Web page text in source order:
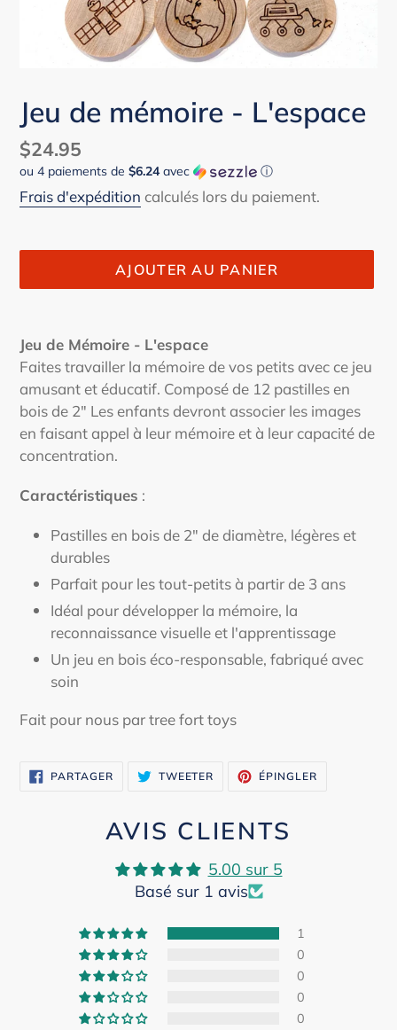
Jeu de mémoire - L'espace
Prix
normal
$24.95
ou 4 paiements de $6.24avec ⓘ
Frais d'expédition calculés lors du paiement.
AJOUTER AU PANIER
d'un
produit
à
votre
panier
Jeu de Mémoire - L'espace
Faites travailler la mémoire de vos petits avec ce jeu
amusant et éducatif. Composé de 12 pastilles en
bois de 2" Les enfants devront associer les images
en faisant appel à leur mémoire et à leur capacité de
concentration.
Caractéristiques :
Pastilles en bois de 2" de diamètre, légères et
durables
Parfait pour les tout-petits à partir de 3 ans
Idéal pour développer la mémoire, la
reconnaissance visuelle et l'apprentissage
Un jeu en bois éco-responsable, fabriqué avec
soin
Fait pour nous par tree fort toys
PARTAGERPARTAGER
SUR
TWEETER TWEETER
SUR
ÉPINGLER
AVIS CLIENTS
5.00 sur 5
Basé sur 1 avis
1
0
0
0
0